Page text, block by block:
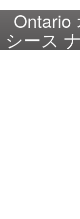
Ontario
シース